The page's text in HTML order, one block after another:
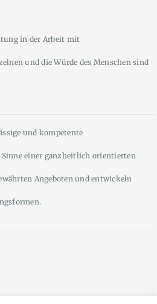
in der Arbeit mit
und die Würde des Menschen sind
und kompetente
einer ganzheitlich orientierten
Angeboten und entwickeln